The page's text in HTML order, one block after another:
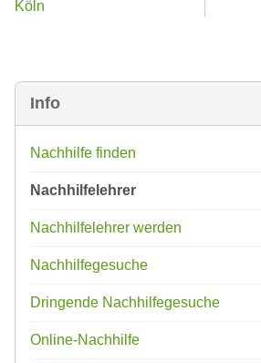
Info
Nachhilfe finden
Nachhilfelehrer
Nachhilfelehrer werden
Nachhilfegesuche
Dringende Nachhilfegesuche
Online-Nachhilfe
Köln